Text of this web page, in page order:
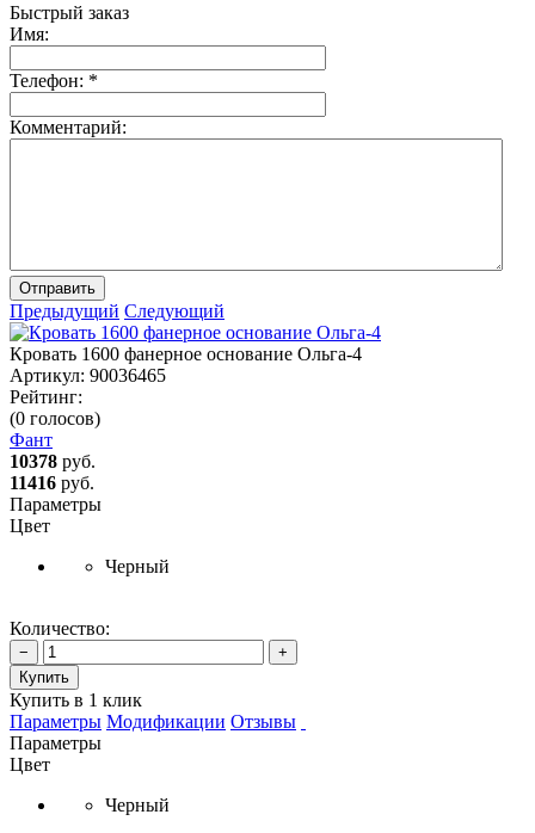
Быстрый заказ
Имя:
Телефон: *
Комментарий:
Отправить
Предыдущий Следующий
Кровать 1600 фанерное основание Ольга-4
Артикул: 90036465
Рейтинг:
(0 голосов)
Фант
10378 руб.
11416 руб.
Параметры
Цвет
Черный
Количество:
−
+
Купить
Купить в 1 клик
Параметры Модификации Отзывы
Параметры
Цвет
Черный